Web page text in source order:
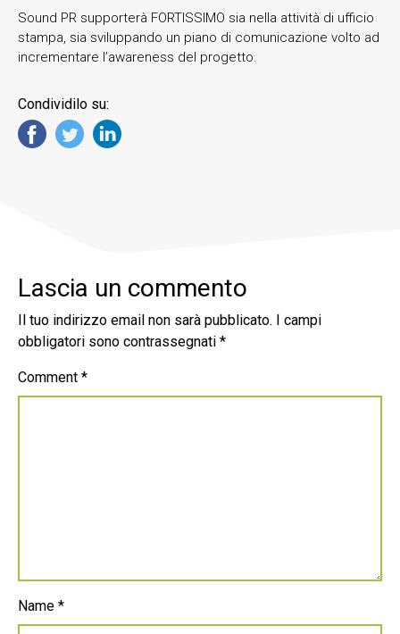
Sound PR supporterà FORTISSIMO sia nella attività di ufficio
stampa, sia sviluppando un piano di comunicazione volto ad
incrementare l’awareness del progetto.
Condividilo su:
Lascia un commento
Il tuo indirizzo email non sarà pubblicato.
I campi
obbligatori sono contrassegnati *
Comment *
Name *